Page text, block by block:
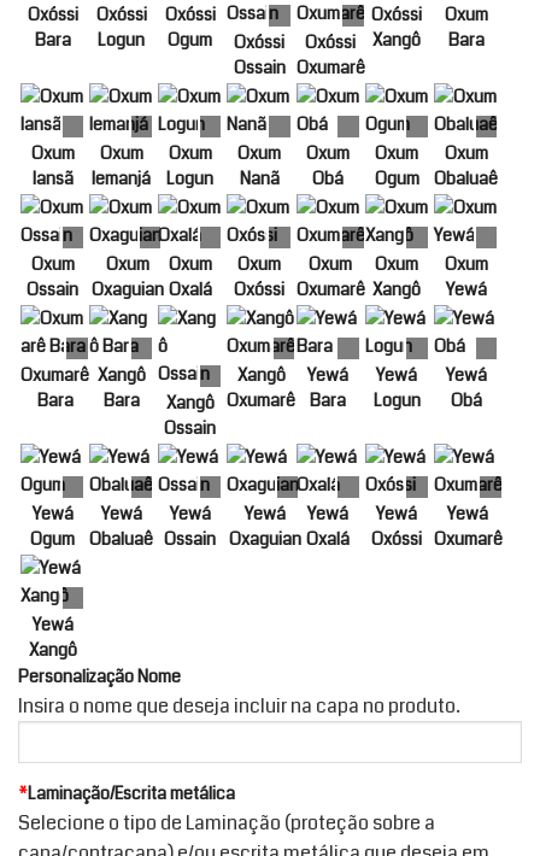
Oxóssi
Bara
Oxóssi
Logun
Oxóssi
Ogum
Oxóssi
Ossain
Oxóssi
Oxumarê
Oxóssi
Xangô
Oxum
Bara
Oxum
Iansã
Oxum
Iemanjá
Oxum
Logun
Oxum
Nanã
Oxum
Obá
Oxum
Ogum
Oxum
Obaluaê
Oxum
Ossain
Oxum
Oxaguian
Oxum
Oxalá
Oxum
Oxóssi
Oxum
Oxumarê
Oxum
Xangô
Oxum
Yewá
Oxumarê
Bara
Xangô
Bara
Xangô
Ossain
Xangô
Oxumarê
Yewá
Bara
Yewá
Logun
Yewá
Obá
Yewá
Ogum
Yewá
Obaluaê
Yewá
Ossain
Yewá
Oxaguian
Yewá
Oxalá
Yewá
Oxóssi
Yewá
Oxumarê
Yewá
Xangô
Personalização Nome
Insira o nome que deseja incluir na capa no produto.
*Laminação/Escrita metálica
Selecione o tipo de Laminação (proteção sobre a